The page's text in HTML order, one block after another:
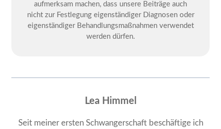
aufmerksam machen, dass unsere Beiträge auch
nicht zur Festlegung eigenständiger Diagnosen oder
eigenständiger Behandlungsmaßnahmen verwendet
werden dürfen.
Lea Himmel
Seit meiner ersten Schwangerschaft beschäftige ich